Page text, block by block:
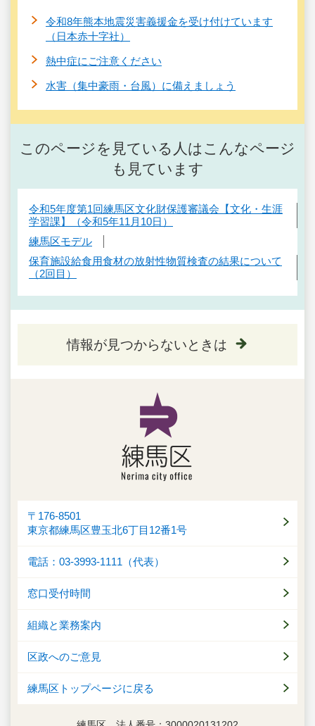
令和8年熊本地震災害義援金を受け付けています
（日本赤十字社）
熱中症にご注意ください
水害（集中豪雨・台風）に備えましょう
このページを見ている人はこんなページ
も見ています
令和5年度第1回練馬区文化財保護審議会【文化・生涯
学習課】（令和5年11月10日）
練馬区モデル
保育施設給食用食材の放射性物質検査の結果について
（2回目）
情報が見つからないときは
〒176-8501
東京都練馬区豊玉北6丁目12番1号
電話：03-3993-1111（代表）
窓口受付時間
組織と業務案内
区政へのご意見
練馬区トップページに戻る